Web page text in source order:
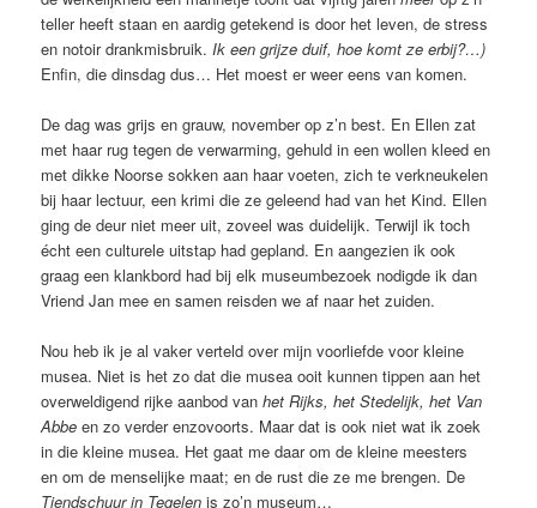
teller heeft staan en aardig getekend is door het leven, de stress
en notoir drankmisbruik.Ik een grijze duif, hoe komt ze erbij?…)
Enfin, die dinsdag dus… Het moest er weer eens van komen.
De dag was grijs en grauw, november op z’n best. En Ellen zat
met haar rug tegen de verwarming, gehuld in een wollen kleed en
met dikke Noorse sokken aan haar voeten, zich te verkneukelen
bij haar lectuur, een krimi die ze geleend had van het Kind. Ellen
ging de deur niet meer uit, zoveel was duidelijk. Terwijl ik toch
écht een culturele uitstap had gepland. En aangezien ik ook
graag een klankbord had bij elk museumbezoek nodigde ik dan
Vriend Jan mee en samen reisden we af naar het zuiden.
Nou heb ik je al vaker verteld over mijn voorliefde voor kleine
musea. Niet is het zo dat die musea ooit kunnen tippen aan het
overweldigend rijke aanbod vanhet Rijks, het Stedelijk, het Van
Abbeen zo verder enzovoorts. Maar dat is ook niet wat ik zoek
in die kleine musea. Het gaat me daar om de kleine meesters
en om de menselijke maat; en de rust die ze me brengen. De
Tiendschuur in Tegelen is zo’n museum…